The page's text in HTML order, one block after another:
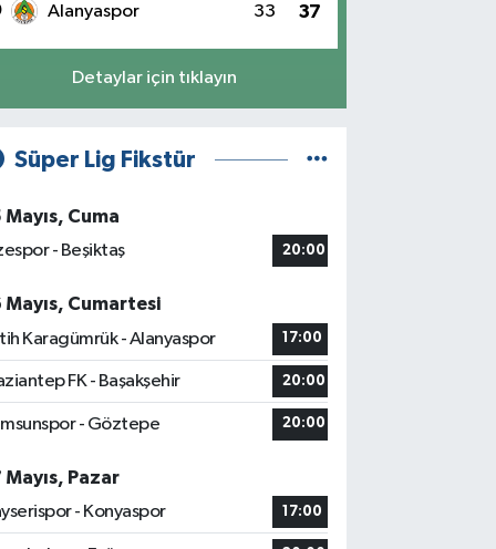
Alanyaspor 33 37
Detaylar için tıklayın
Süper Lig Fikstür
Mayıs, Cuma
- Beşiktaş
20:00
Mayıs, Cumartesi
Karagümrük - Alanyaspor
17:00
FK - Başakşehir 20:00
- Göztepe 20:00
Mayıs, Pazar
- Konyaspor
17:00